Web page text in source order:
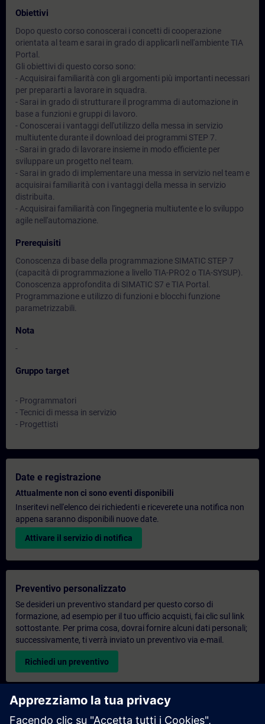
Obiettivi
Dopo questo corso conoscerai i concetti di cooperazione
orientata al team e sarai in grado di applicarli nell'ambiente TIA
Portal.
Gli obiettivi di questo corso sono:
- Acquisirai familiarità con gli argomenti più importanti necessari
per prepararti a lavorare in squadra.
- Sarai in grado di strutturare il programma di automazione in
base a funzioni e gruppi di lavoro.
- Conoscerai i vantaggi dell'utilizzo della messa in servizio
multiutente durante il download dei programmi STEP 7.
- Sarai in grado di lavorare insieme in modo efficiente per
sviluppare un progetto nel team.
- Sarai in grado di implementare una messa in servizio nel team e
acquisirai familiarità con i vantaggi della messa in servizio
distribuita.
- Acquisirai familiarità con l'ingegneria multiutente e lo sviluppo
agile nell'automazione.
Prerequisiti
Conoscenza di base della programmazione SIMATIC STEP 7
(capacità di programmazione a livello TIA-PRO2 o TIA-SYSUP).
Conoscenza approfondita di SIMATIC S7 e TIA Portal.
Programmazione e utilizzo di funzioni e blocchi funzione
parametrizzabili.
Nota
-
Gruppo target
- Programmatori
- Tecnici di messa in servizio
- Progettisti
Date e registrazione
Attualmente non ci sono eventi disponibili
Inseritevi nell'elenco dei richiedenti e riceverete una notifica non
appena saranno disponibili nuove date.
Attivare il servizio di notifica
Preventivo personalizzato
Se desideri un preventivo standard per questo corso di
formazione, ad esempio per il tuo ufficio acquisti, fai clic sul link
sottostante. Per prima cosa, dovrai fornire alcuni dati personali;
successivamente, ti verrà inviato un preventivo via e-mail.
Richiedi un preventivo
Richiesta di informazioni su corsi di formazione